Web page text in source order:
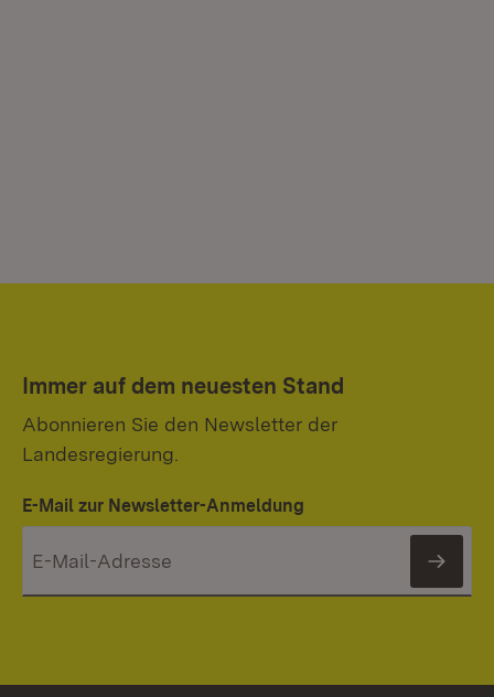
Immer auf dem neuesten Stand
Abonnieren Sie den Newsletter der
Landesregierung.
E-Mail zur Newsletter-Anmeldung